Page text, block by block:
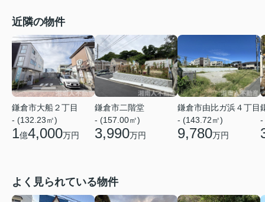
近隣の物件
鎌倉市大船２丁目
- (132.23㎡)
1億4,000万円
鎌倉市二階堂
- (157.00㎡)
3,990万円
鎌倉市由比ガ浜４丁目
- (143.72㎡)
9,780万円
-
よく見られている物件